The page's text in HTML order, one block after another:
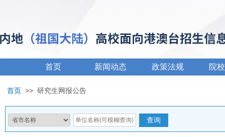
首页 新闻动态 政策法规 院
首页 >> 研究生网报公告